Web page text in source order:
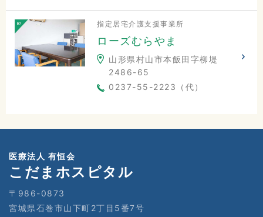
指定居宅介護支援事業所
ローズむらやま
山形県村山市本飯田字柳堤
2486-65
0237-55-2223（代）
医療法人 有恒会
こだまホスピタル
〒986-0873
宮城県石巻市山下町2丁目5番7号